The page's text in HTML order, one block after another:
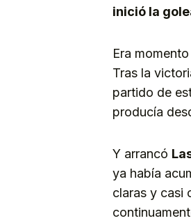
inició la
Era
Tras la
partido de
producía
Y arrancó
ya había
claras y casi